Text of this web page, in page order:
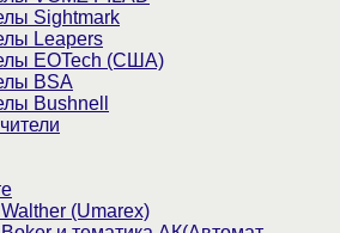
Sightmark
Leapers
EOTech (США)
BSA
Bushnell
(Umarex)